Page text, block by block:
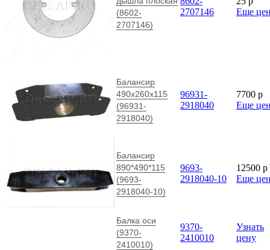
(8602-
2707146)
2707146
Еще
Балансир
490х260х115
(96931-
2918040)
96931-
2918040
7700 p
Еще
Балансир
890*490*115
(9693-
2918040-10)
9693-
2918040-10
12500 p
Еще
Балка оси
(9370-
2410010)
9370-
2410010
Узнать
цену